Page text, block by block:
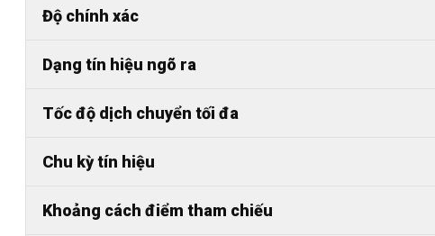
Độ chính xác
Dạng tín hiệu ngõ ra
Tốc độ dịch chuyển tối đa
Chu kỳ tín hiệu
Khoảng cách điểm tham chiếu